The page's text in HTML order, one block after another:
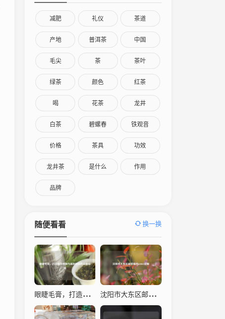
减肥 礼仪 茶道
产地 普洱茶 中国
毛尖 茶 茶叶
绿茶 颜色 红茶
喝 花茶 龙井
白茶 碧螺春 铁观音
价格 茶具 功效
龙井茶 是什么 作用
品牌
随便看看 换一换
眼睫毛膏，打造魅力电眼与温和卸除的完整指南 沈阳市大东区邮政编码110043详解